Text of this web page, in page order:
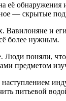
её
— скрытые
и
более нужным.
поняли,
предметом
питьевой